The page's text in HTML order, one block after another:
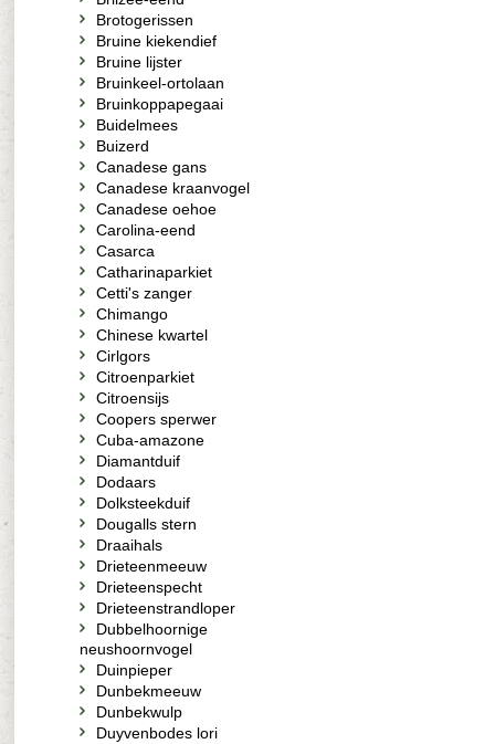
Brotogerissen
Bruine kiekendief
Bruine lijster
Bruinkeel-ortolaan
Bruinkoppapegaai
Buidelmees
Buizerd
Canadese gans
Canadese kraanvogel
Canadese oehoe
Carolina-eend
Casarca
Catharinaparkiet
Cetti's zanger
Chimango
Chinese kwartel
Cirlgors
Citroenparkiet
Citroensijs
Coopers sperwer
Cuba-amazone
Diamantduif
Dodaars
Dolksteekduif
Dougalls stern
Draaihals
Drieteenmeeuw
Drieteenspecht
Drieteenstrandloper
Dubbelhoornige
neushoornvogel
Duinpieper
Dunbekmeeuw
Dunbekwulp
Duyvenbodes lori